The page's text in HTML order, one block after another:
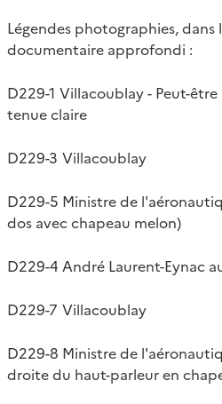
Légendes photographies,
documentaire approfondi :
D229-1 Villacoublay - Peut-être René Fonck à droite en
tenue claire
D229-3 Villacoublay
D229-5 Ministre de l'aéronautique Laurent-Eynac (de
dos avec chapeau melon)
D229-4 André Laurent-
D229-7 Villacoublay
D229-8 Ministre de l'aéronautique Laurent-Eynac (à
droite du haut-parleur en